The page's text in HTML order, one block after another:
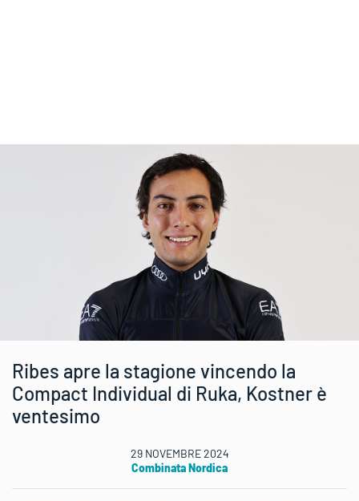
Ribes apre la stagione vincendo la
Compact Individual di Ruka, Kostner è
ventesimo
29 NOVEMBRE 2024
Combinata Nordica